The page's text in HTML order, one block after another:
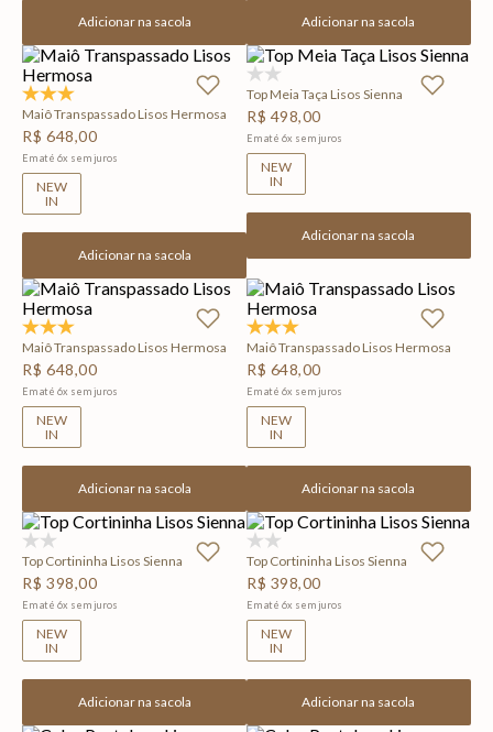
Adicionar na sacola Adicionar na sacola
Maiô Transpassado Lisos Hermosa
R$ 648,00
Em até6x sem juros
NEW
IN
Adicionar na sacola
Top Meia Taça Lisos Sienna
R$ 498,00
Em até 6x sem juros
NEW
IN
Adicionar na sacola
Maiô Transpassado Lisos Hermosa
R$ 648,00
Em até6x sem juros
NEW
IN
Adicionar na sacola
Maiô Transpassado Lisos Hermosa
R$ 648,00
Em até 6x sem juros
NEW
IN
Adicionar na sacola
Top Cortininha Lisos Sienna
R$ 398,00
Em até6x sem juros
NEW
IN
Adicionar na sacola
Top Cortininha Lisos Sienna
R$ 398,00
Em até 6x sem juros
NEW
IN
Adicionar na sacola